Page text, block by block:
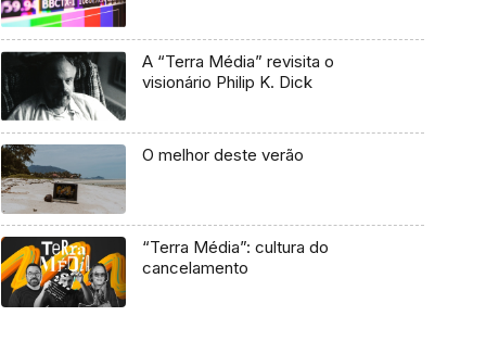
A “Terra Média” revisita o
visionário Philip K. Dick
O melhor deste verão
“Terra Média”: cultura do
cancelamento